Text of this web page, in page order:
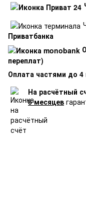
Приватбанка
переплат)
Оплата частями до 4
На расчётный
6 месяцев